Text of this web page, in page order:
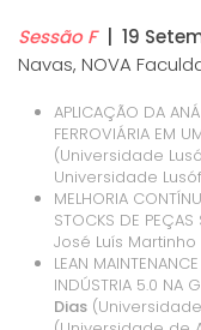
Sessão F| 19
Navas, NOVA
APLICAÇÃO DA
FERROVIÁRIA EM
(Universidade
Universidade
MELHORIA
STOCKS DE PEÇAS
José Luís Martinho
LEAN
INDÚSTRIA 5.0 NA
Dias